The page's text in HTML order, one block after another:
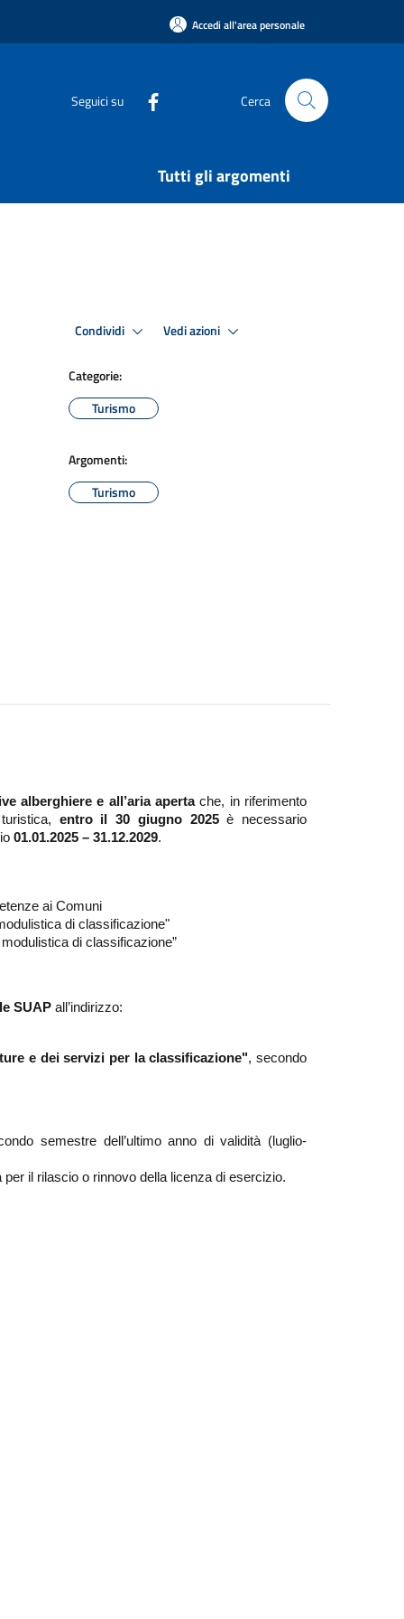
Accedi all'area personale
Seguici su Cerca
Tutti gli argomenti
Condividi Vedi azioni
Categorie:
Turismo
Argomenti:
Turismo
alberghiere e all’aria apertache, in riferimento
entro il 30 giugno 2025è necessario
01.01.2025 – 31.12.2029.
ai Comuni
di classificazione"
di classificazione”
SUAPall’indirizzo:
e dei servizi per la classificazione", secondo
semestre dell’ultimo anno di validità (luglio-
il rilascio o rinnovo della licenza di esercizio.